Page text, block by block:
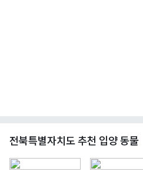
전북특별자치도 추천 입양 동물